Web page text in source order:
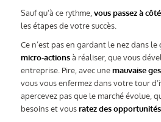
Sauf qu’à ce rythme, vous passez à
les étapes de votre succès.
Ce n’est pas en gardant le nez dans le
micro-actionsà réaliser, que vous
entreprise. Pire, avec unemauvaise
vous vous enfermez dans votre tour
apercevez pas que le marché évolue,
besoins et vousratez des opportunités.